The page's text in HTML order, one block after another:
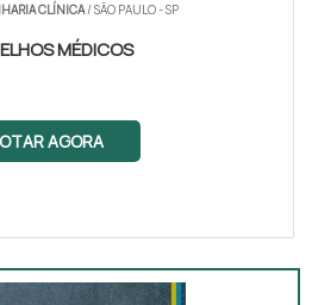
CLÍNICA/ SÃO PAULO - SP
MÉDICOS
AGORA